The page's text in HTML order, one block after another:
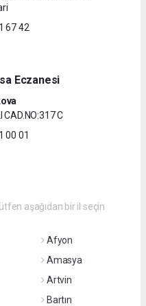
67 42
Eczanesi
CAD.NO:317 C
00 01
aşağıdan bir il seçin
Afyon
Amasya
Artvin
Bartın